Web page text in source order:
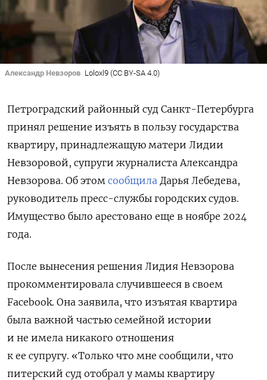
Александр Невзоров Loloxl9 (CC BY-SA 4.0)
Петроградский районный суд Санкт-Петербурга
принял решение изъять в пользу государства
квартиру, принадлежащую матери Лидии
Невзоровой, супруги журналиста Александра
Невзорова. Об этом сообщила Дарья Лебедева,
руководитель пресс-службы городских судов.
Имущество было арестовано еще в ноябре 2024
года.
После вынесения решения Лидия Невзорова
прокомментировала случившееся в своем
Facebook. Она заявила, что изъятая квартира
была важной частью семейной истории
и не имела никакого отношения
к ее супругу. «Только что мне сообщили, что
питерский суд отобрал у мамы квартиру